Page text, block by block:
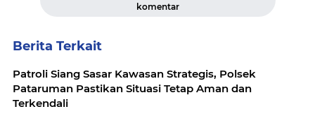
komentar
Berita Terkait
Patroli Siang Sasar Kawasan Strategis, Polsek
Pataruman Pastikan Situasi Tetap Aman dan
Terkendali